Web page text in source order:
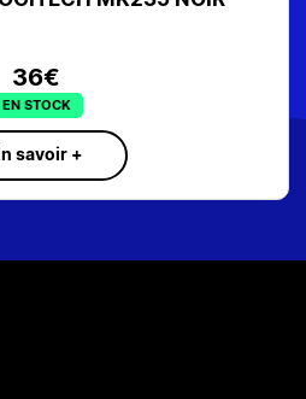
36€
EN STOCK
savoir +